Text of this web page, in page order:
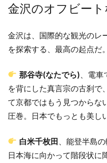
金沢のオフビー
金沢は、国際的な観光のレ
を探索する、最高の起点だ。
那谷寺(なたでら) 、電
を背にした真言宗の古刹で
て京都ではもう見つからな
圧巻。日本でもっとも美し
白米千枚田 、能登半島
日本海に向かって階段状に